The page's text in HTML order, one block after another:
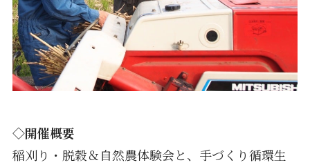
◇開催概要
稲刈り・脱穀＆自然農体験会と、手づくり循環生